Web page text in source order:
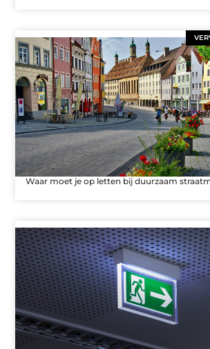
Waar moet je op letten bij duurzaam